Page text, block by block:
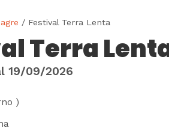
/ Festival Terra Lenta
Terra
19/09/2026
)